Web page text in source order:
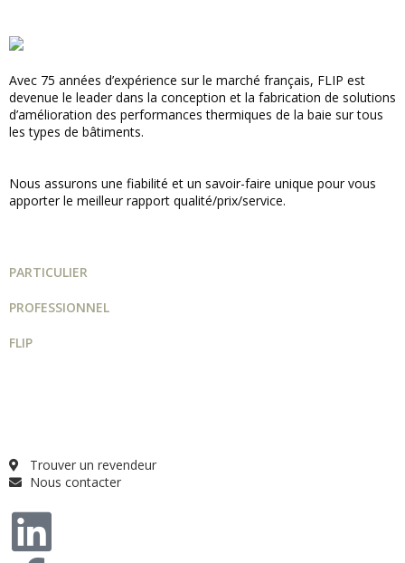
Avec 75 années d’expérience sur le marché français, FLIP est
devenue le leader dans la conception et la fabrication de solutions
d’amélioration des performances thermiques de la baie sur tous
les types de bâtiments.
Nous assurons une fiabilité et un savoir-faire unique pour vous
apporter le meilleur rapport qualité/prix/service.
PARTICULIER
PROFESSIONNEL
FLIP
Trouver un revendeur
Nous contacter